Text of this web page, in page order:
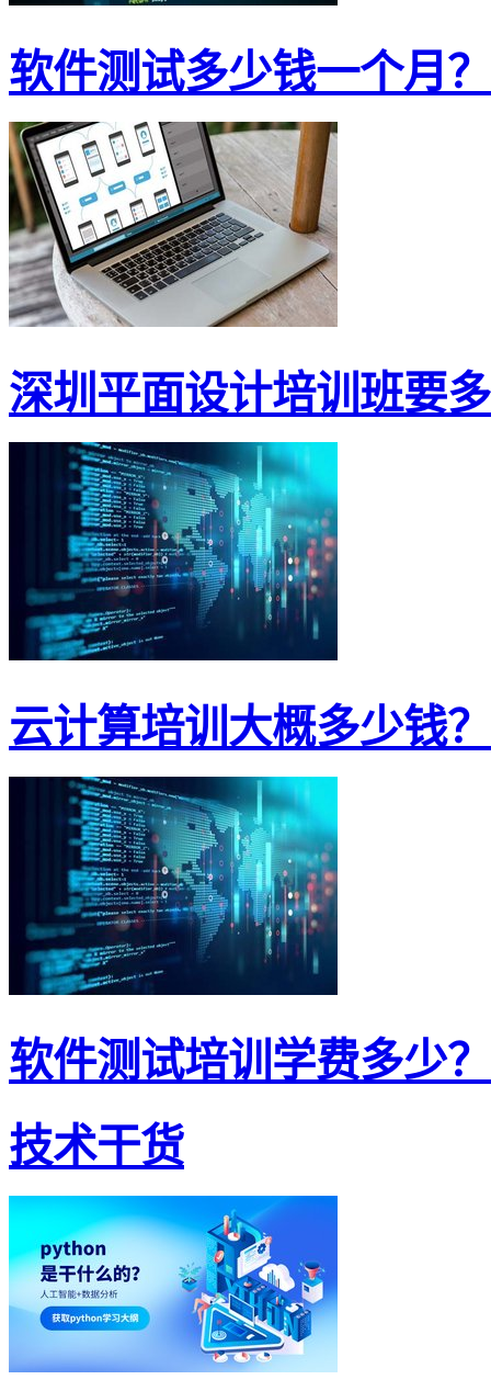
软件测试多少钱一个月
深圳平面设计培训班要
云计算培训大概多少钱
软件测试培训学费多少？
技术干货